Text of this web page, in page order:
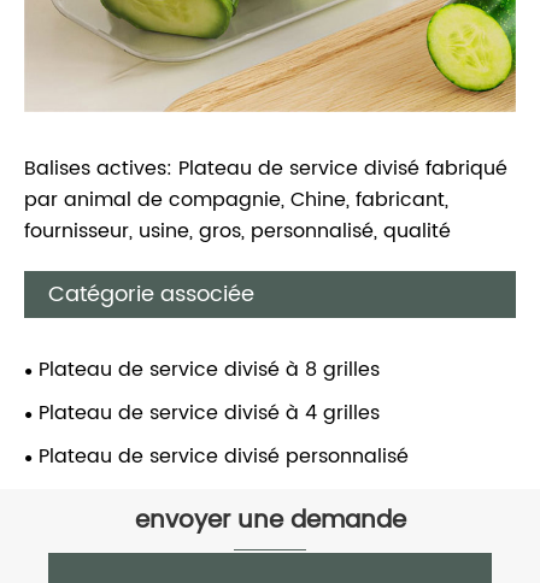
Balises actives: Plateau de service divisé fabriqué
par animal de compagnie, Chine, fabricant,
fournisseur, usine, gros, personnalisé, qualité
Catégorie associée
Plateau de service divisé à 8 grilles
Plateau de service divisé à 4 grilles
Plateau de service divisé personnalisé
envoyer une demande